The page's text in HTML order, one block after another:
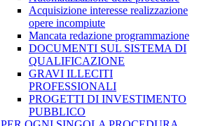
Acquisizione interesse realizzazione
opere incompiute
Mancata redazione programmazione
DOCUMENTI SUL SISTEMA DI
QUALIFICAZIONE
GRAVI ILLECITI
PROFESSIONALI
PROGETTI DI INVESTIMENTO
PUBBLICO